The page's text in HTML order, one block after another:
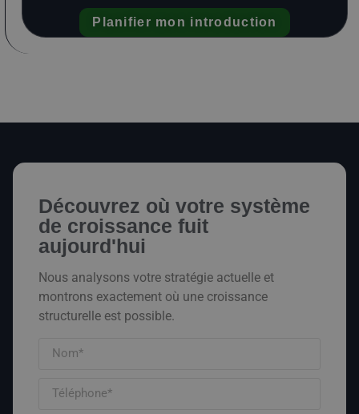
Planifier mon introduction
Découvrez où votre système
de croissance fuit
aujourd'hui
Nous analysons votre stratégie actuelle et
montrons exactement où une croissance
structurelle est possible.